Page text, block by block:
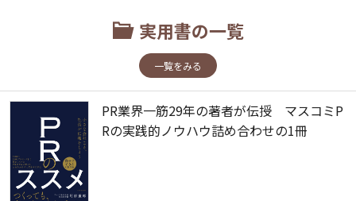
実用書の一覧
一覧をみる
PR業界一筋29年の著者が伝授 マスコミP
Rの実践的ノウハウ詰め合わせの1冊